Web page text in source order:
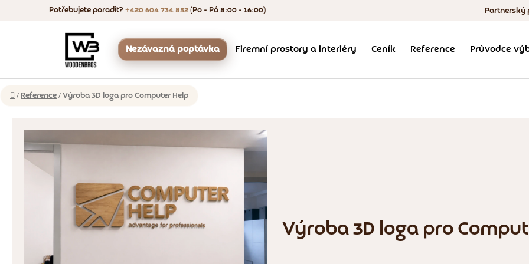
Potřebujete poradit? +420 604 734 852 (Po - Pá 8:00 - 16:00) Partnerský
Nezávazná poptávka Firemní prostory a interiéry Ceník Reference Průvodce
Domů
/ Reference / Výroba 3D loga pro Computer Help
Výroba 3D loga pro